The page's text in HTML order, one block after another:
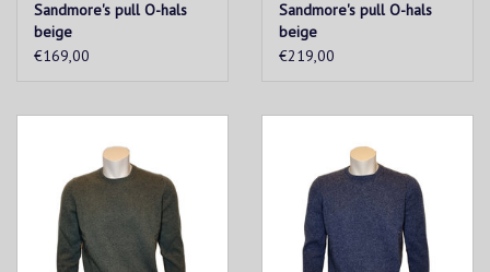
Sandmore's pull O-hals
beige
€169,00
Sandmore's pull O-hals
beige
€219,00